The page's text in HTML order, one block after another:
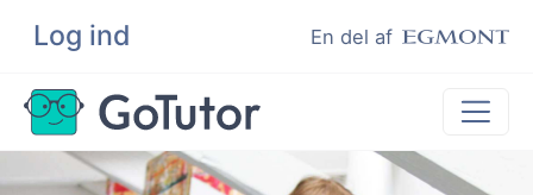
Log ind En del af
Søg